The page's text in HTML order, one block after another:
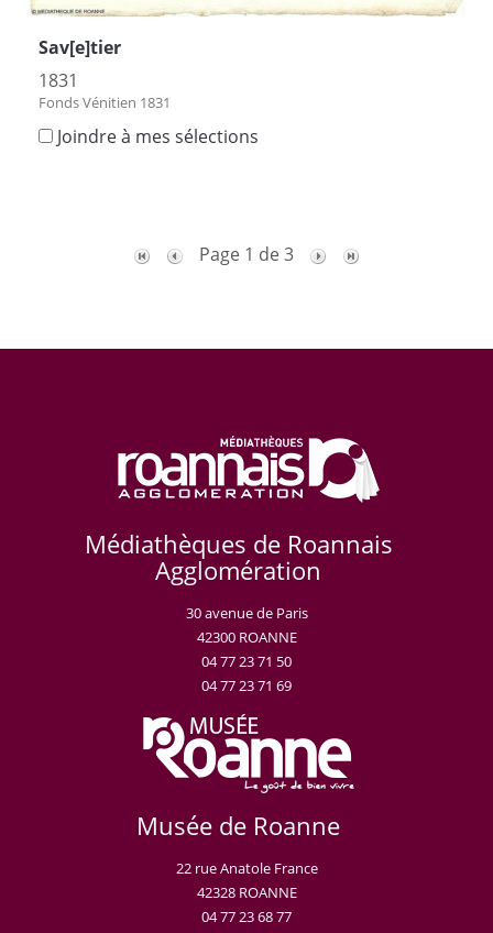
Sav[e]tier
1831
Fonds Vénitien 1831
Joindre à mes sélections
Page 1 de 3
Médiathèques de Roannais
Agglomération
30 avenue de Paris
42300 ROANNE
04 77 23 71 50
04 77 23 71 69
Musée de Roanne
22 rue Anatole France
42328 ROANNE
04 77 23 68 77